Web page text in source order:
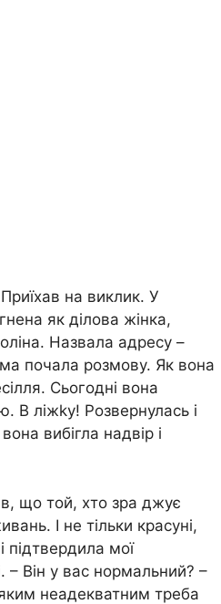
на виклик. У
як ділова жінка,
Назвала адресу –
почала розмову. Як вона
Сьогодні вона
В ліжkу! Розвернулась і
вибігла надвір і
що той, хто зра джує
І не тільки красуні,
підтвердила мої
– Він у вас нормальний? –
неадекватним треба